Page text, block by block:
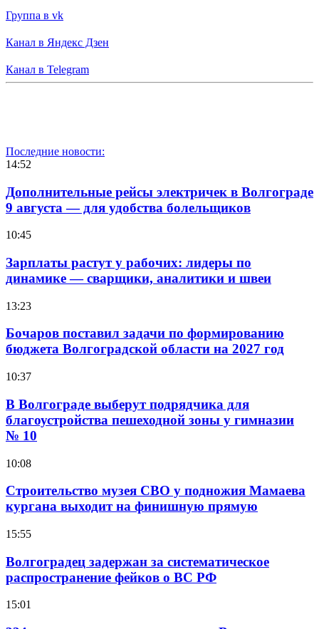
Группа в vk
Канал в Яндекс Дзен
Канал в Telegram
Последние новости:
14:52
Дополнительные рейсы электричек в Волгограде
9 августа — для удобства болельщиков
10:45
Зарплаты растут у рабочих: лидеры по
динамике — сварщики, аналитики и швеи
13:23
Бочаров поставил задачи по формированию
бюджета Волгоградской области на 2027 год
10:37
В Волгограде выберут подрядчика для
благоустройства пешеходной зоны у гимназии
№ 10
10:08
Строительство музея СВО у подножия Мамаева
кургана выходит на финишную прямую
15:55
Волгоградец задержан за систематическое
распространение фейков о ВС РФ
15:01